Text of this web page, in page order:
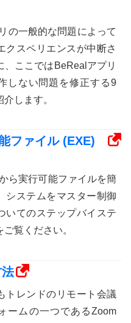
の一般的な問題によって
クスペリエンスが中断さ
、ここではBeRealアプリ
しない問題を修正する9
します。
ファイル (EXE)
ら実行可能ファイルを簡
システムをマスター制御
いてのステップバイステ
覧ください。
トレンドのリモート会議
ームの一つであるZoom